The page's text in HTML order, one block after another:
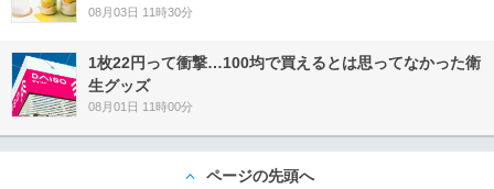
08月03日 11時30分
1枚22円って衝撃…100均で買えるとは思ってなかった衛
生グッズ
08月01日 11時00分
ページの先頭へ